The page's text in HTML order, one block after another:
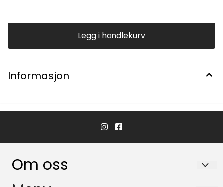
Legg i handlekurv
Informasjon
Om oss
LIFJELLBOVRE